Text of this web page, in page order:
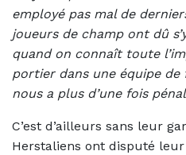
employé pas mal de
joueurs de champ ont dû
quand on connaît toute
portier dans une équipe
nous a plus d’une fois
C’est d’ailleurs sans leur
Herstaliens ont disputé